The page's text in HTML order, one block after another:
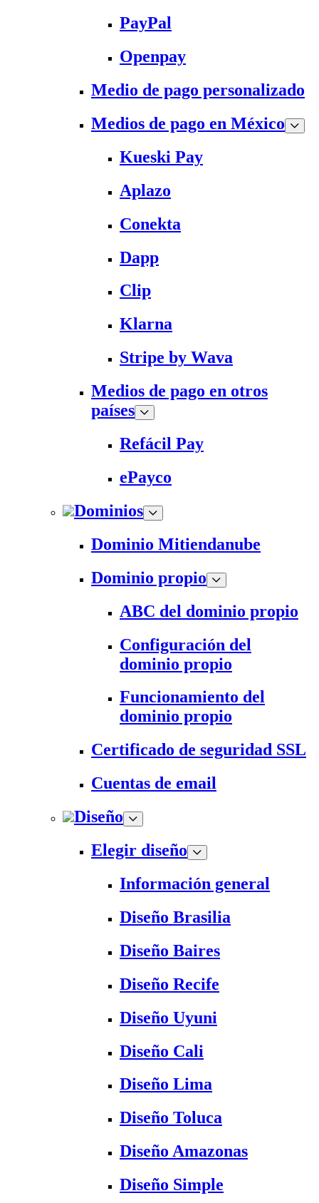
PayPal
Openpay
Medio de pago personalizado
Medios de pago en México
Kueski Pay
Aplazo
Conekta
Dapp
Clip
Klarna
Stripe by Wava
Medios de pago en otros
países
Refácil Pay
ePayco
Dominios
Dominio Mitiendanube
Dominio propio
ABC del dominio propio
Configuración del
dominio propio
Funcionamiento del
dominio propio
Certificado de seguridad SSL
Cuentas de email
Diseño
Elegir diseño
Información general
Diseño Brasilia
Diseño Baires
Diseño Recife
Diseño Uyuni
Diseño Cali
Diseño Lima
Diseño Toluca
Diseño Amazonas
Diseño Simple